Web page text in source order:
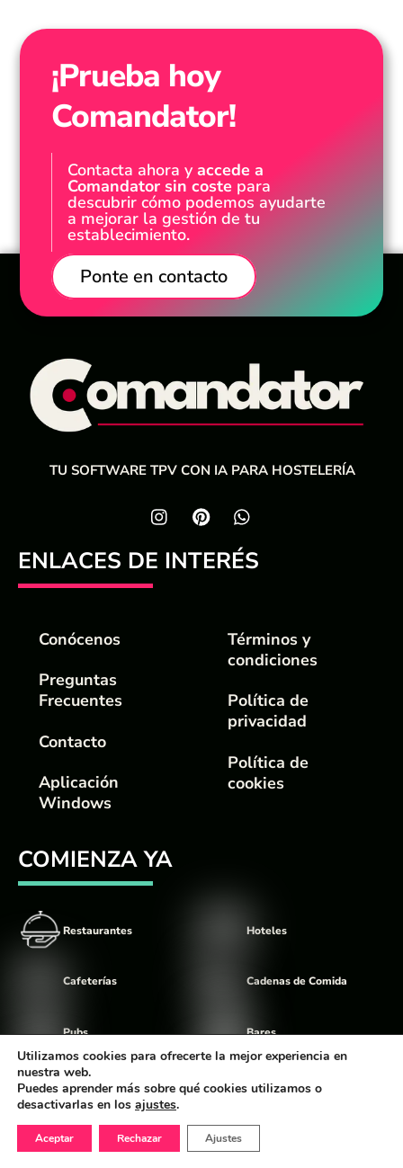
¡Prueba hoy
Comandator!
Contacta ahora yaccede a
Comandator sin coste para
descubrir cómo podemos ayudarte
a mejorar la gestión de tu
establecimiento.
Ponte en contacto
TU SOFTWARE TPV CON IA PARA HOSTELERÍA
ENLACES DE INTERÉS
Conócenos
Preguntas
Frecuentes
Contacto
Aplicación
Windows
Términos y
condiciones
Política de
privacidad
Política de
cookies
COMIENZA YA
Restaurantes
Cafeterías
Pubs
Food Trucks
Hoteles
Cadenas de Comida
Bares
Discotecas
©Comandator2026 Diseño Realizado por The Digital Balloon
Utilizamos cookies para ofrecerte la mejor experiencia en
nuestra web.
Puedes aprender más sobre qué cookies utilizamos o
desactivarlas en los ajustes.
Aceptar Rechazar Ajustes